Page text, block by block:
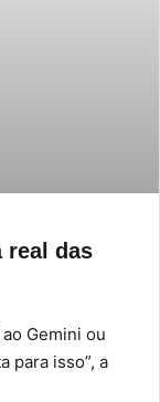
real das
Gemini ou
para isso”, a